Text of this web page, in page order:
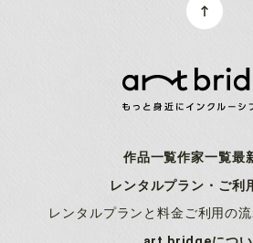
作品一覧作家一覧最
レンタルプラン・ご利
レンタルプランと料金 ご利用の